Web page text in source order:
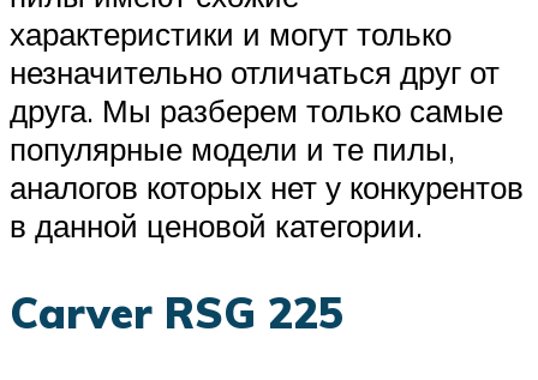
характеристики и могут только
незначительно отличаться друг от
друга. Мы разберем только самые
популярные модели и те пилы,
аналогов которых нет у конкурентов
в данной ценовой категории.
Carver RSG 225